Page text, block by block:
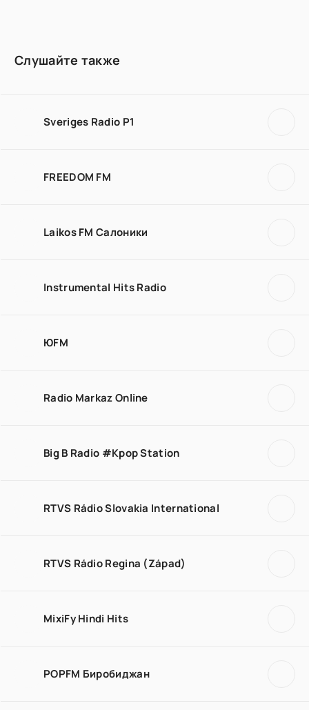
Слушайте также
Sveriges Radio P1
FREEDOM FM
Laikos FM Салоники
Instrumental Hits Radio
ЮFM
Radio Markaz Online
Big B Radio #Kpop Station
RTVS Rádio Slovakia International
RTVS Rádio Regina (Západ)
MixiFy Hindi Hits
POPFM Биробиджан